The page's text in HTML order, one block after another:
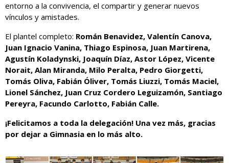
entorno a la convivencia, el compartir y generar nuevos
vínculos y amistades.
El plantel completo: Román Benavidez, Valentín Canova,
Juan Ignacio Vanina, Thiago Espinosa, Juan Martirena,
Agustín Koladynski, Joaquín Díaz, Astor López, Vicente
Norait, Alan Miranda, Milo Peralta, Pedro Giorgetti,
Tomás Oliva, Fabián Óliver, Tomás Liuzzi, Tomás Maciel,
Lionel Sánchez, Juan Cruz Cordero Leguizamón, Santiago
Pereyra, Facundo Carlotto, Fabián Calle.
¡Felicitamos a toda la delegación! Una vez más, gracias
por dejar a Gimnasia en lo más alto.